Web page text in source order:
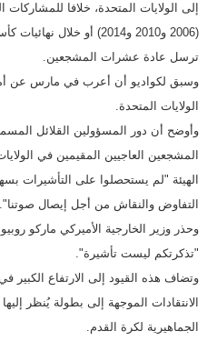
إلى الولايات المتحدة، خلافا
(2006 و2010 و2014) أو
ترسل عادة عشرات المشجعين.
الولايات المتحدة.
وأوضح أن دور المسؤولين القلائل
المشجعين العاجيين المقيمين في
الهيئة "لم يستحصلوا على التأشيرات
التفاوض والنقاش من أجل إيصال صوتنا".
وحذر وزير الخارجية الأميركي ماركو
"تذكرتكم ليست تأشيرة".
وتضاف هذه القيود إلى الارتفاع الكبير
الانتقادات الموجهة إلى بطولة يُنظر
الجماهيرية لكرة القدم.